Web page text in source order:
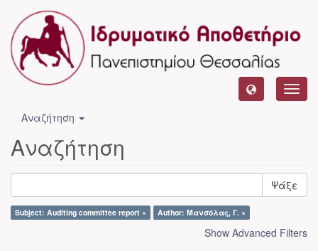
Αναζήτηση
Αναζήτηση
Ψάξε
Subject: Auditing committee report × Author: Μανσόλας, Γ. ×
Show Advanced Filters